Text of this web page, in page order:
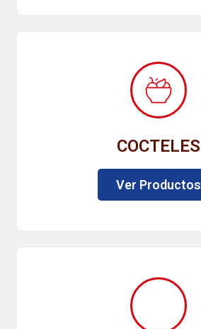
COCTELES
Ver Productos